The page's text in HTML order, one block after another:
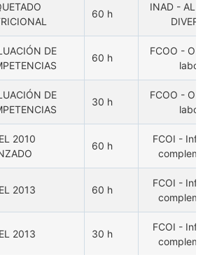
60 h
INAD -
DE
60 h
FCOO -
DE
30 h
FCOO -
2010
60 h
FCOI -
2013 60 h
FCOI -
2013 30 h
FCOI -